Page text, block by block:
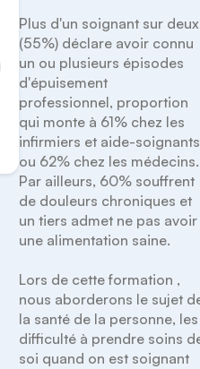
Plus d'un soignant sur deux
(55%) déclare avoir connu
un ou plusieurs épisodes
d'épuisement
professionnel, proportion
qui monte à 61% chez les
infirmiers et aide-
ou 62% chez les médecins.
Par ailleurs, 60% souffrent
de douleurs chroniques et
un tiers admet ne pas avoir
une alimentation saine.
Lors de cette formation ,
nous aborderons le sujet
la santé de la personne, les
difficulté à prendre soins
soi quand on est soignant